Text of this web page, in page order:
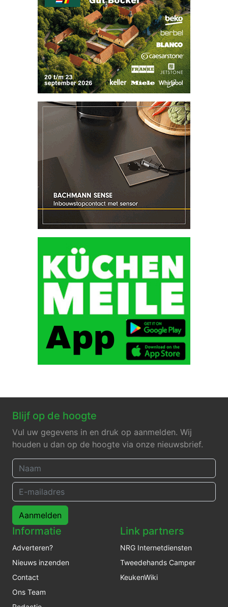
Blijf op de hoogte
Vul uw gegevens in en druk op aanmelden. Wij
houden u dan op de hoogte via onze nieuwsbrief.
Aanmelden
Informatie
Adverteren?
Nieuws inzenden
Contact
Ons Team
Link partners
NRG Internetdiensten
Tweedehands Camper
KeukenWiki